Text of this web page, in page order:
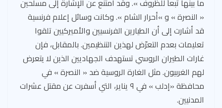
ما بينها تبعاً للظروف ». وقد امتنع عن الإشارة إلى مسلحين
« النصرة » و »أحرار الشام ». وكانت وسائل إعلام فرنسية
قد أشارت إلى أن الطيارين الفرنسيين والأميركيين تلقوا
تعليمات بعدم التعرّض لهذين التنظيمين. بالمقابل، فإن
غارات الطيران الروسي تستهدف الجهاديين الذين لا يتعرض
لهم الغربيون. مثل الغارة الروسية ضد « النصرة » في
محافظة «إدلب » في ٩ يناير، التي أسفرت عن مقتل عشرات
المدنيين.